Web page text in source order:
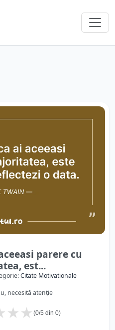
parere cu
est...
Citate Motivationale
necesită atenție
★
★ (0/5 din 0)